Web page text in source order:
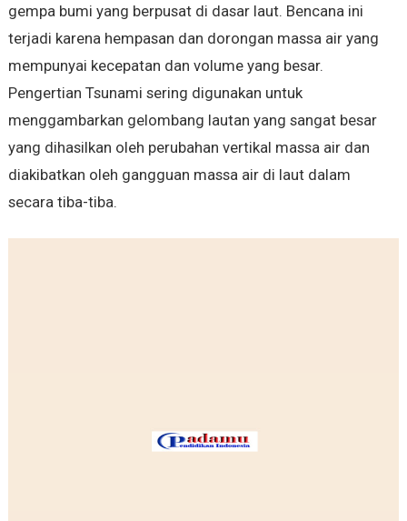
gempa bumi yang berpusat di dasar laut. Bencana ini
terjadi karena hempasan dan dorongan massa air yang
mempunyai kecepatan dan volume yang besar.
Pengertian Tsunami sering digunakan untuk
menggambarkan gelombang lautan yang sangat besar
yang dihasilkan oleh perubahan vertikal massa air dan
diakibatkan oleh gangguan massa air di laut dalam
secara tiba-tiba.